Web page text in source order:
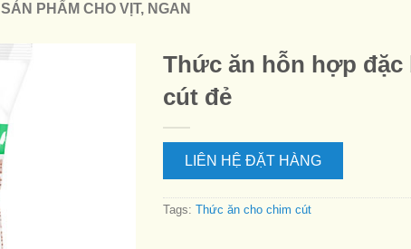
SẢN PHẨM CHO VỊT, NGAN
Thức ăn hỗn hợp đặc
cút đẻ
LIÊN HỆ ĐẶT HÀNG
Tags: Thức ăn cho chim cút